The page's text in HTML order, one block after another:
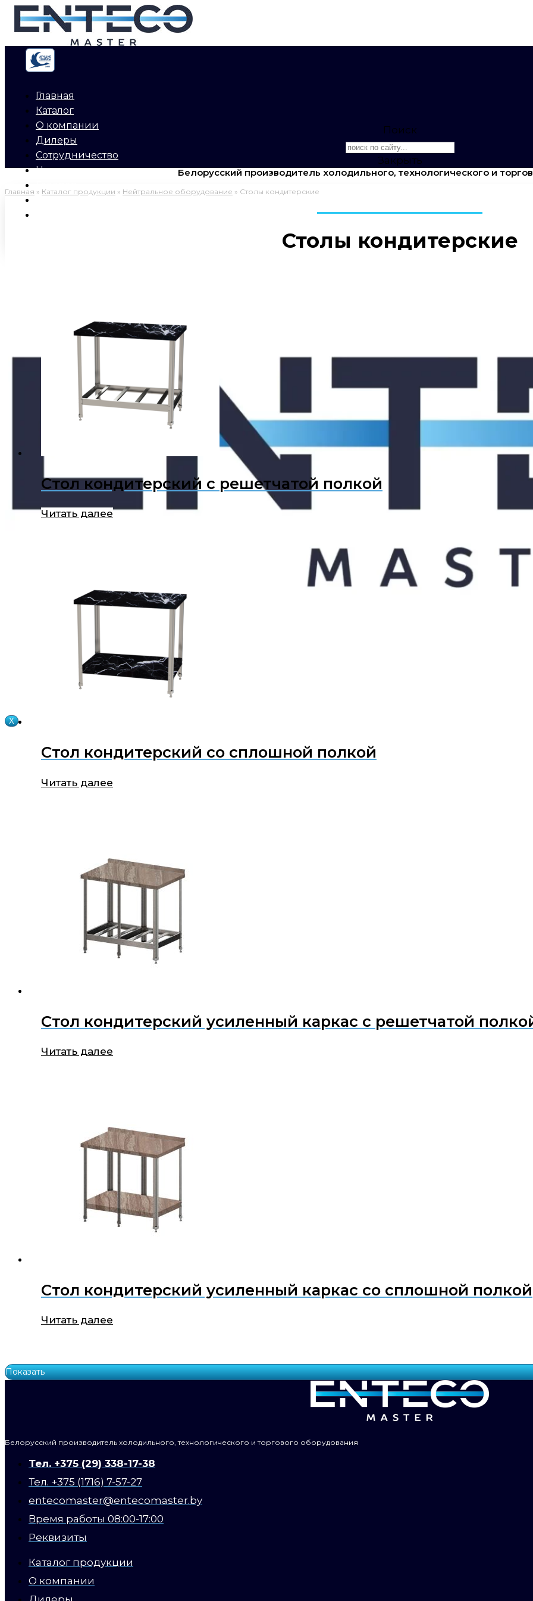
Перейти
содержимому
Главная
Каталог
О компании
Дилеры
Сотрудничество
Новости
X
Поиск
Закрыть
Белорусский производитель холодильного, технологического и
Главная » Каталог продукции » Нейтральное оборудование » Столы кондитерские
Столы кондитерские
Стол кондитерский с решетчатой полкой
Читать далее
Стол кондитерский со сплошной полкой
Читать далее
Стол кондитерский усиленный каркас с решетчатой
Читать далее
Стол кондитерский усиленный каркас со сплошной полкой
Читать далее
Показать
Белорусский производитель холодильного, технологического и торгового оборудования
Тел. +375 (29) 338-17-38
Тел. +375 (1716) 7-57-27
entecomaster@entecomaster.by
Время работы 08:00-17:00
Реквизиты
Каталог продукции
О компании